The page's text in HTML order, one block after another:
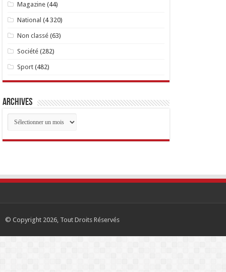
Magazine (44)
National (4 320)
Non classé (63)
Société (282)
Sport (482)
Archives
Archives
© Copyright 2026, Tout Droits Réservés